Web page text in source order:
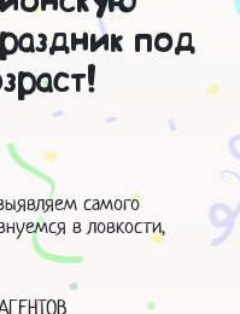
под
самого
в ловкости,